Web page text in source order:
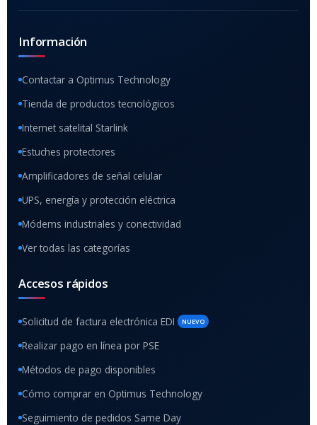
Información
Contactar a Optimus Technology
Tienda de productos tecnológicos
Internet satelital Starlink
Estuches protectores
Amplificadores de señal celular
UPS, energía y protección eléctrica
Módems industriales y conectividad
Ver todas las categorías
Accesos rápidos
Solicitud de factura electrónica EDI NUEVO
Realizar pago en línea por PSE
Métodos de pago disponibles
Cómo comprar en Optimus Technology
Seguimiento de pedidos Same Day